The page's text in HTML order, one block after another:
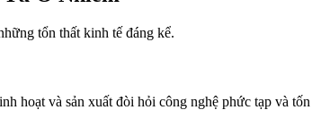
tổn thất kinh tế đáng kể.
hoạt và sản xuất đòi hỏi công nghệ phức tạp và